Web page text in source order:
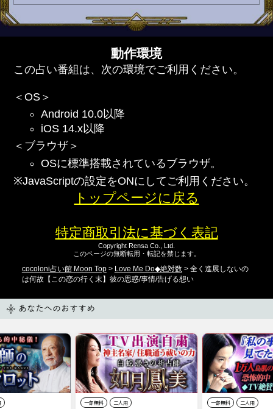
動作環境
この占い番組は、次の環境でご利用ください。
＜OS＞
Android 10.0以降
iOS 14.x以降
＜ブラウザ＞
OSに標準搭載されているブラウザ。
※JavaScriptの設定をONにしてご利用ください。
トップページに戻る
特定商取引法に基づく表記
Copyright Rensa Co., Ltd.
このページの無断転用・転記を禁じます。
cocoloni占い館 Moon Top> Love Me Do◆絶対数> 全く進展しないの
は何故【この恋の行く末】彼の思惑/事情/告げる想い
あなたへのおすすめ
一部無料 二人用 一部無料 二人用